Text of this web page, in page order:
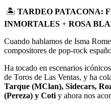
🏝️ TARDEO PATACONA:
INMORTALES + ROSA
Cuando hablamos de Isma
compositores de pop-rock
Ha tocado en escenarios
de Toros de Las Ventas, y ha
Tarque (MClan), Sidecars,
(Pereza) y Coti y ahora nos